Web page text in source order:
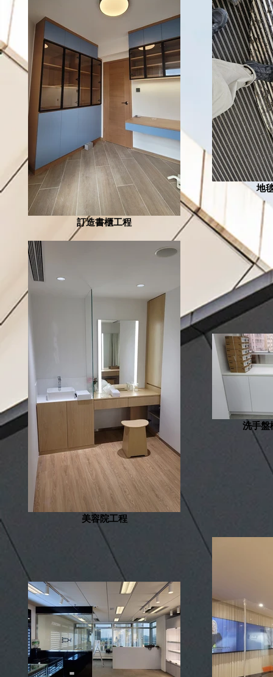
訂造書櫃工程
地
美容院工程
洗手盤